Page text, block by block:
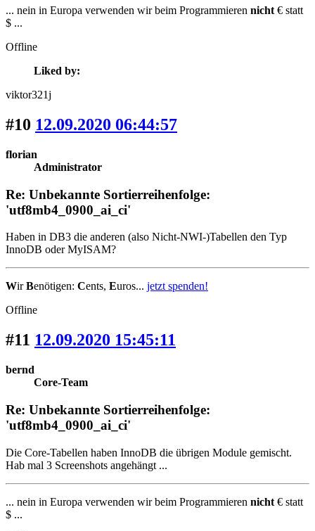
... nein in Europa verwenden wir beim Programmieren nicht € statt
$ ...
Offline
Liked by:
viktor321j
#10 12.09.2020 06:44:57
florian
Administrator
Re: Unbekannte Sortierreihenfolge:
'utf8mb4_0900_ai_ci'
Haben in DB3 die anderen (also Nicht-NWI-)Tabellen den Typ
InnoDB oder MyISAM?
WirBenötigen: Cents, Euros... jetzt spenden!
Offline
#11 12.09.2020 15:45:11
bernd
Core-Team
Re: Unbekannte Sortierreihenfolge:
'utf8mb4_0900_ai_ci'
Die Core-Tabellen haben InnoDB die übrigen Module gemischt.
Hab mal 3 Screenshots angehängt ...
... nein in Europa verwenden wir beim Programmieren nicht € statt
$ ...